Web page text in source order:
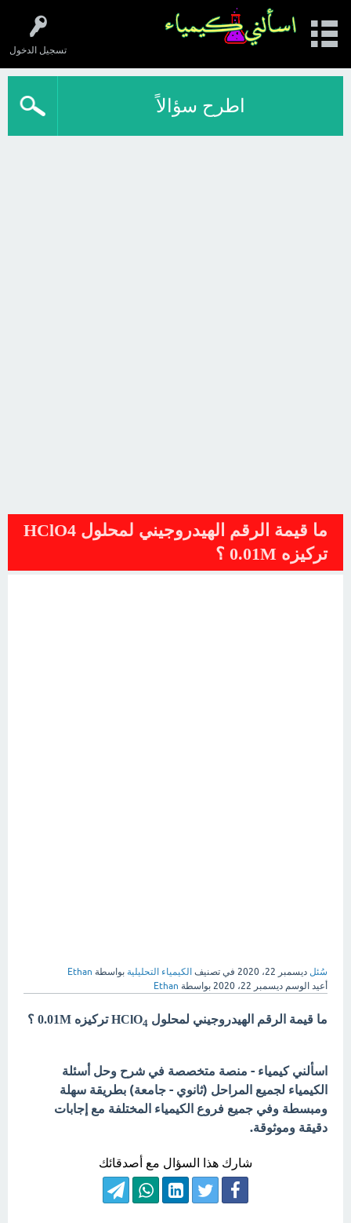
تسجيل الدخول
اطرح سؤالاً
ما قيمة الرقم الهيدروجيني لمحلول HClO4
تركيزه 0.01M ؟
سُئل ديسمبر 22، 2020 في تصنيف الكيمياء التحليلية بواسطة Ethan
أعيد الوسم ديسمبر 22، 2020 بواسطة Ethan
ما قيمة الرقم الهيدروجيني لمحلول HClO 4 تركيزه 0.01M ؟
اسألني كيمياء - منصة متخصصة في شرح وحل أسئلة
الكيمياء لجميع المراحل (ثانوي - جامعة) بطريقة سهلة
ومبسطة وفي جميع فروع الكيمياء المختلفة مع إجابات
دقيقة وموثوقة.
شارك هذا السؤال مع أصدقائك